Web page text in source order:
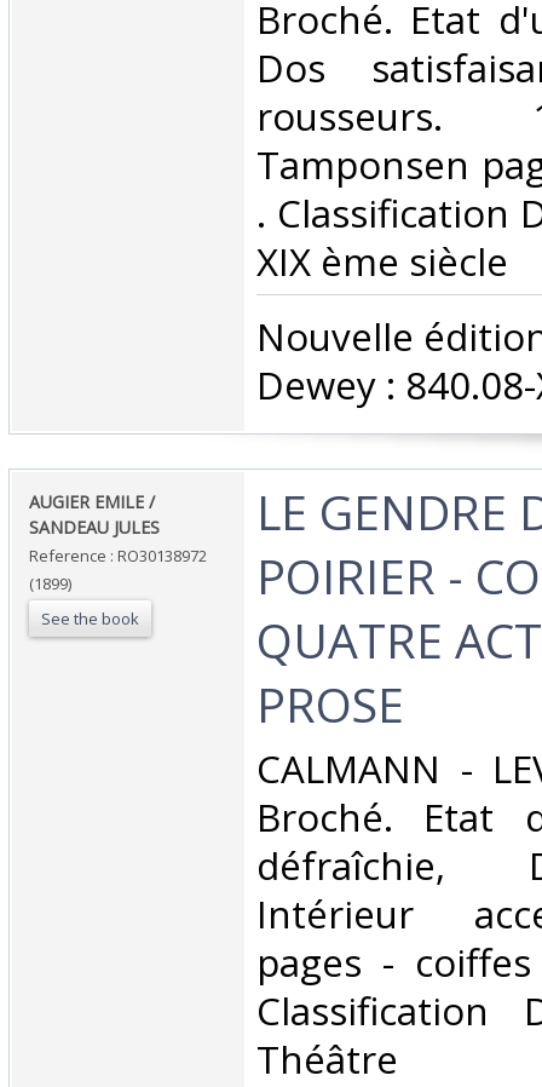
Broché. Etat
Dos
rousseurs.
Tamponsen
. Classification
XIX ème siècle‎
‎Nouvelle
Dewey :
‎AUGIER EMILE /
SANDEAU JULES‎
Reference : RO30138972
(1899)
See the book
‎LE GENDRE
POIRIER -
QUATRE
PROSE‎
‎CALMANN -
Broché. Etat
défraîchie,
Intérieur
pages -
Classification
Théâtre‎